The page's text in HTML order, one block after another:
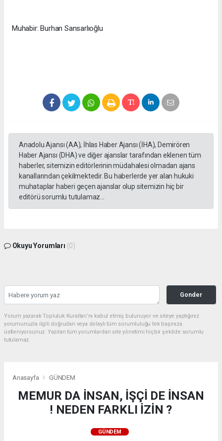
Muhabir: Burhan Sansarlıoğlu
Anadolu Ajansı (AA), İhlas Haber Ajansı (İHA), Demirören
Haber Ajansı (DHA) ve diğer ajanslar tarafından eklenen tüm
haberler, sitemizin editörlerinin müdahalesi olmadan ajans
kanallarından çekilmektedir. Bu haberlerde yer alan hukuki
muhataplar haberi geçen ajanslar olup sitemizin hiç bir
editörü sorumlu tutulamaz...
Okuyu Yorumları (0)
Gonder
Yorum yazarak Topluluk Kuralları’nı kabul etmiş bulunuyor ve siteye yaptığınız
yorumunuzla ilgili doğrudan veya dolaylı tüm sorumluluğu tek başınıza
üstleniyorsunuz. Yazılan tüm yorumlardan site yönetimi hiçbir şekilde sorumlu
tutulamaz.
Anasayfa GÜNDEM
MEMUR DA İNSAN, İŞÇİ DE İNSAN
! NEDEN FARKLI İZİN ?
GÜNDEM